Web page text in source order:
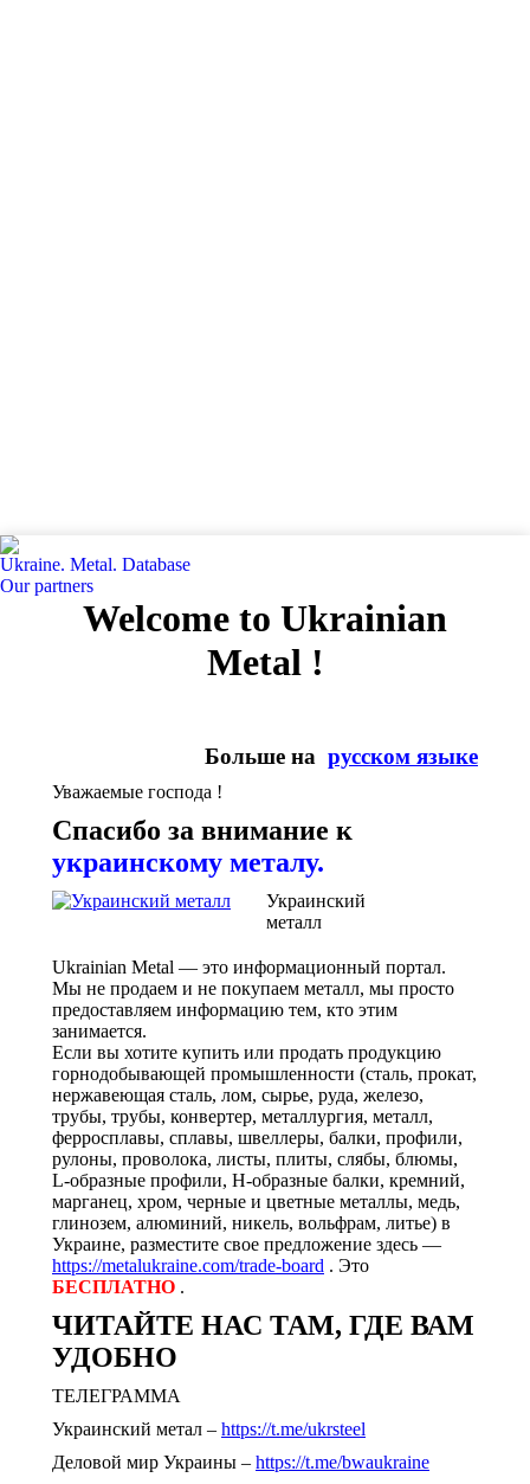
Ukraine. Metal. Database
Our partners
Welcome to Ukrainian
Metal !
Больше на русском языке
Уважаемые господа !
Спасибо за внимание к
украинскому металу.
Украинский
металл
Ukrainian Metal — это информационный портал.
Мы не продаем и не покупаем металл, мы просто
предоставляем информацию тем, кто этим
занимается.
Если вы хотите купить или продать продукцию
горнодобывающей промышленности (сталь, прокат,
нержавеющая сталь, лом, сырье, руда, железо,
трубы, трубы, конвертер, металлургия, металл,
ферросплавы, сплавы, швеллеры, балки, профили,
рулоны, проволока, листы, плиты, слябы, блюмы,
L-образные профили, H-образные балки, кремний,
марганец, хром, черные и цветные металлы, медь,
глинозем, алюминий, никель, вольфрам, литье) в
Украине, разместите свое предложение здесь —
https://metalukraine.com/trade-board . Это
БЕСПЛАТНО .
ЧИТАЙТЕ НАС ТАМ, ГДЕ ВАМ
УДОБНО
ТЕЛЕГРАММА
Украинский метал – https://t.me/ukrsteel
Деловой мир Украины – https://t.me/bwaukraine